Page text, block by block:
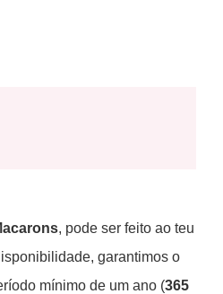
, pode ser feito ao teu
garantimos o
mínimo de um ano (365